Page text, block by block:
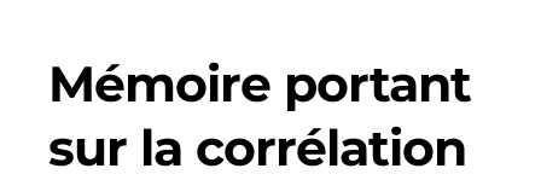
Mémoire portant
sur la corrélation